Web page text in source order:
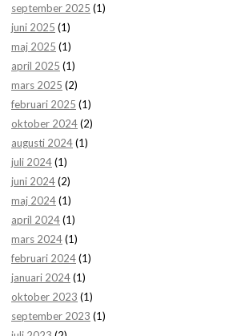
september 2025 (1)
juni 2025 (1)
maj 2025 (1)
april 2025 (1)
mars 2025 (2)
februari 2025 (1)
oktober 2024(2)
augusti 2024(1)
juli 2024(1)
juni 2024(2)
maj 2024(1)
april 2024(1)
mars 2024(1)
februari 2024(1)
januari 2024(1)
oktober 2023 (1)
september 2023 (1)